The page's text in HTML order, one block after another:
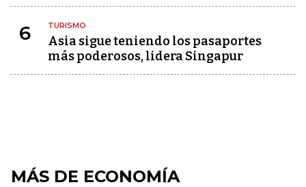
6 TURISMO
Asia sigue teniendo los pasaportes
más poderosos, lidera Singapur
MÁS DE ECONOMÍA